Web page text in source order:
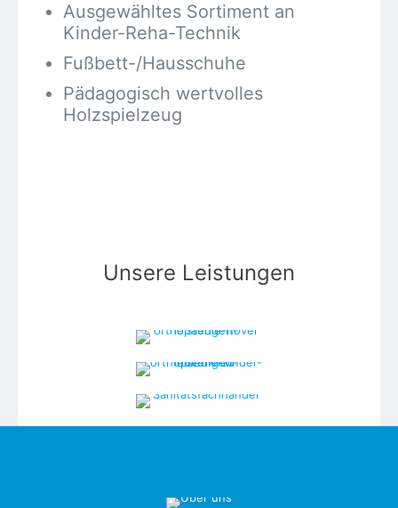
Ausgewähltes Sortiment an
Kinder-Reha-Technik
Fußbett-/Hausschuhe
Pädagogisch wertvolles
Holzspielzeug
Unsere Leistungen